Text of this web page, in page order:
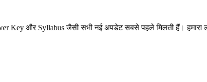
Key और Syllabus जैसी सभी नई अपडेट सबसे पहले मिलती हैं। हमारा